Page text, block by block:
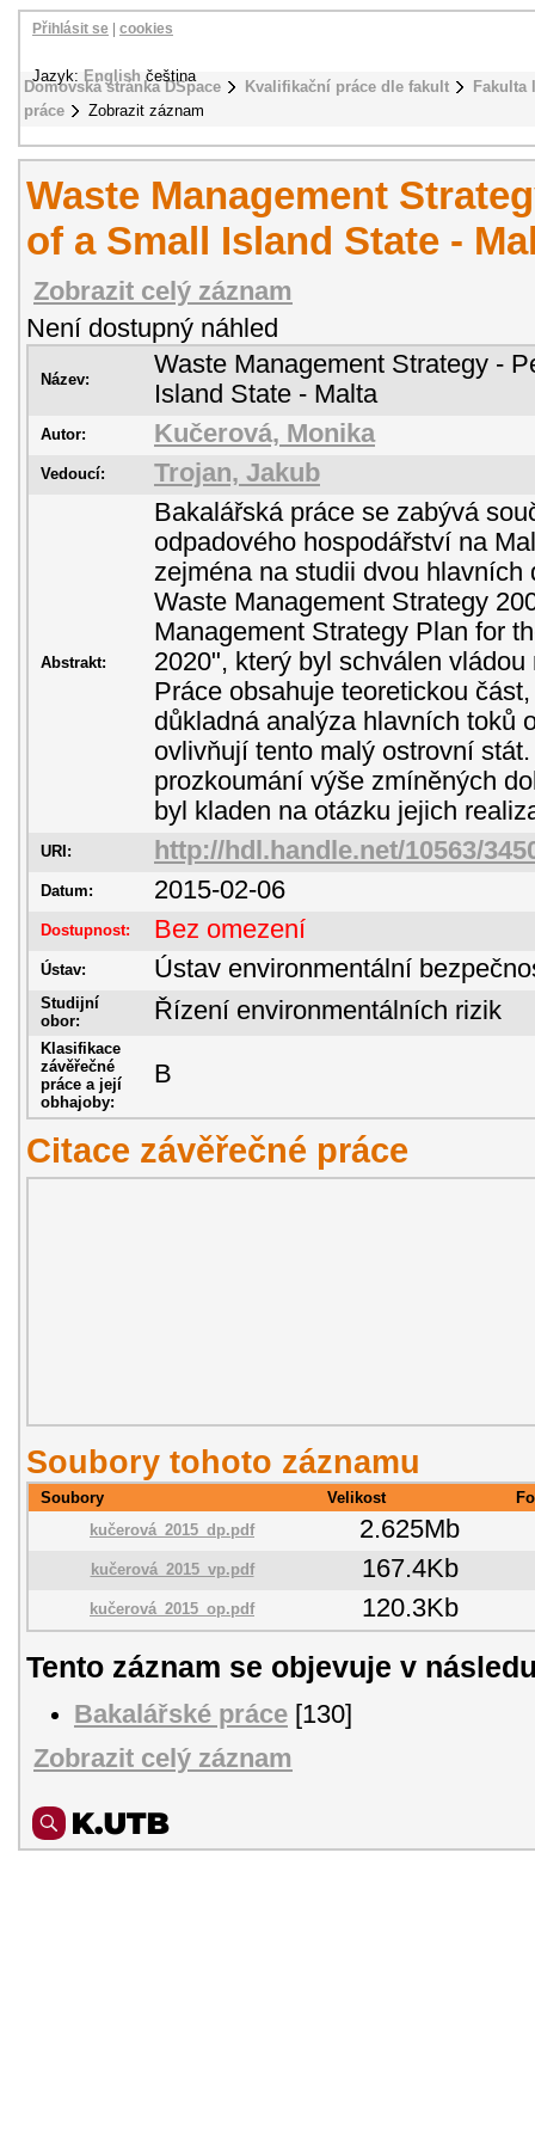
Domovská stránka DSpace Kvalifikační práce dle fakult
práce
Zobrazit záznam
Přihlásit se cookies
Jazyk: English čeština
Waste Management
of a Small Island State -
Zobrazit celý záznam
Není dostupný náhled
Název:
Waste Management Strategy -
Island State - Malta
Autor: Kučerová, Monika
Vedoucí: Trojan, Jakub
Abstrakt:
Bakalářská práce se zabývá
odpadového hospodářství na
zejména na studii dvou hlavních
Waste Management Strategy
Management Strategy Plan for
2020", který byl schválen
Práce obsahuje teoretickou
důkladná analýza hlavních toků
ovlivňují tento malý ostrovní
prozkoumání výše zmíněných
byl kladen na otázku jejich
URI: http://hdl.handle.net/10563/
Datum: 2015-02-06
Dostupnost: Bez omezení
Ústav: Ústav environmentální
Studijní
obor:
Řízení environmentálních rizik
Klasifikace
závěřečné
práce a její
obhajoby:
B
Citace závěřečné práce
Soubory tohoto záznamu
Soubory Velikost
kučerová_2015_dp.pdf
2.625Mb
kučerová_2015_vp.pdf 167.4Kb
kučerová_2015_op.pdf 120.3Kb
Tento záznam se objevuje v
Bakalářské práce [130]
Zobrazit celý záznam